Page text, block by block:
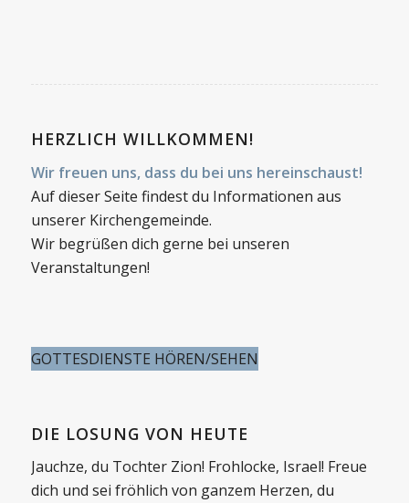
HERZLICH WILLKOMMEN!
Wir freuen uns, dass du bei uns hereinschaust!
Auf dieser Seite findest du Informationen aus
unserer Kirchengemeinde.
Wir begrüßen dich gerne bei unseren
Veranstaltungen!
GOTTESDIENSTE HÖREN/SEHEN
DIE LOSUNG VON HEUTE
Jauchze, du Tochter Zion! Frohlocke, Israel! Freue
dich und sei fröhlich von ganzem Herzen, du